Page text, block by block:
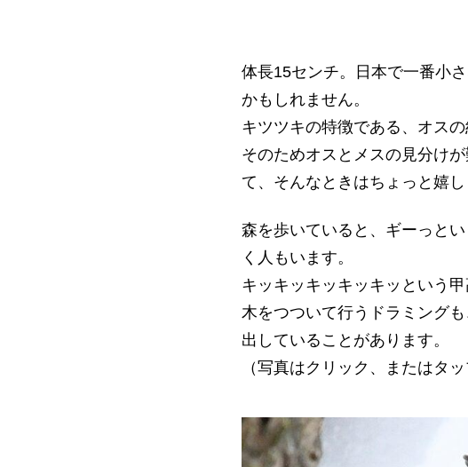
体長15センチ。日本で一番小
かもしれません。
キツツキの特徴である、オス
そのためオスとメスの見分け
て、そんなときはちょっと嬉し
森を歩いていると、ギーっと
く人もいます。
キッキッキッキッキッという
木をつついて行うドラミング
出していることがあります。
（写真はクリック、またはタ